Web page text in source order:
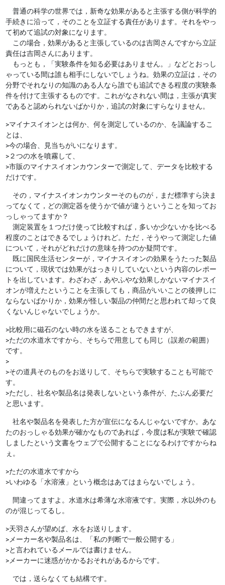
普通の科学の世界では，新奇な効果があると主張する側が科学的
手続きに沿って，そのことを立証する責任があります。それをやっ
て初めて追試の対象になります。
この場合，効果があると主張しているのは吉岡さんですから立証
責任は吉岡さんにあります。
もっとも，「実験条件を知る必要はありません。」などとおっし
ゃっている間は誰も相手にしないでしょうね。効果の立証は，その
分野でそれなりの知識のある人なら誰でも追試できる程度の実験条
件を付けて主張するものです。これがなされない間は，主張が真実
であると認められないばかりか，追試の対象にすらなりません。
>マイナスイオンとは何か、何を測定しているのか、を議論するこ
とは、
>今の場合、見当ちがいになります。
>２つの水を噴霧して、
>市販のマイナスイオンカウンターで測定して、データを比較する
だけです。
その，マイナスイオンカウンターそのものが，まだ標準すら決ま
ってなくて，どの測定器を使うかで値が違うということを知ってお
っしゃってますか？
測定装置を１つだけ使って比較すれば，多いか少ないかを比べる
程度のことはできるでしょうけれど。ただ，そうやって測定した値
について，それがどれだけの意味を持つのか疑問です。
既に国民生活センターが，マイナスイオンの効果をうたった製品
について，現状では効果がはっきりしていないという内容のレポー
トを出しています。わざわざ，あやふやな効果しかないマイナスイ
オンが増えたということを主張しても，商品がいいことの後押しに
ならないばかりか，効果が怪しい製品の仲間だと思われて却って良
くないんじゃないでしょうか。
>比較用に磁石のない時の水を送ることもできますが、
>ただの水道水ですから、そちらで用意しても同じ（誤差の範囲）
です。
>
>その道具そのものをお送りして、そちらで実験することも可能で
す。
>ただし、社名や製品名は発表しないという条件が、たぶん必要だ
と思います。
社名や製品名を発表した方が宣伝になるんじゃないですか。あな
たのおっしゃる効果が確かなものであれば，今度は私が実験で確認
しましたという文書をウェブで公開することになるわけですからね
ぇ。
>ただの水道水ですから
>いわゆる「水溶液」という概念はあてはまらないでしょう。
間違ってますよ。水道水は希薄な水溶液です。実際，水以外のも
のが混じってるし。
>天羽さんが望めば、水をお送りします。
>メーカー名や製品名は、「私の判断で一般公開する」
>と言われているメールでは書けません。
>メーカーに迷惑がかかるおそれがあるからです。
では，送らなくても結構です。